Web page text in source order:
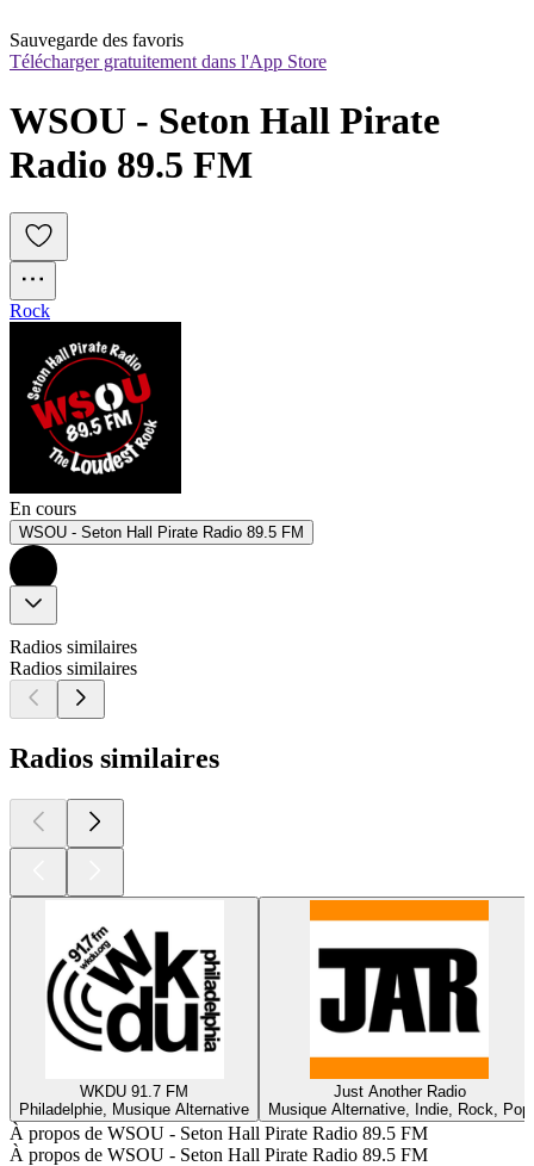
Sauvegarde des favoris
Télécharger gratuitement dans l'App Store
WSOU - Seton Hall Pirate
Radio 89.5 FM
Rock
En cours
WSOU - Seton Hall Pirate Radio 89.5 FM
Radios similaires
Radios similaires
Radios similaires
WKDU 91.7 FM
Philadelphie, Musique Alternative
Just Another Radio
Musique Alternative, Indie, Rock, Pop
À propos de WSOU - Seton Hall Pirate Radio 89.5 FM
À propos de WSOU - Seton Hall Pirate Radio 89.5 FM